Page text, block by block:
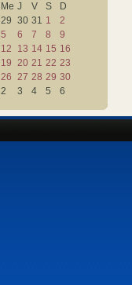
Me J V S
D
29 30 31 1
2
5 6 7 8
9
12 13 14 15 16
19 20 21 22 23
26 27 28 29 30
2 3 4 5 6